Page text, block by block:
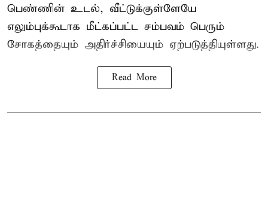
பெண்ணின் உடல், வீட்டுக்குள்ளேயே
எலும்புக்கூடாக மீட்கப்பட்ட சம்பவம் பெரும்
சோகத்தையும் அதிர்ச்சியையும் ஏற்படுத்தியுள்ளது.
Read More